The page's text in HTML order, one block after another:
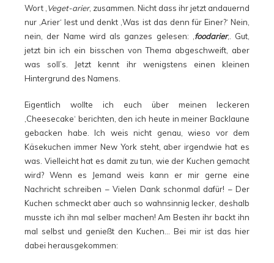
Wort ‚ Veget-arier‚ zusammen. Nicht dass ihr jetzt andauernd
nur ‚Arier‘ lest und denkt ‚Was ist das denn für Einer?‘ Nein,
nein, der Name wird als ganzes gelesen: ‚ foodarier‚. Gut,
jetzt bin ich ein bisschen von Thema abgeschweift, aber
was soll’s. Jetzt kennt ihr wenigstens einen kleinen
Hintergrund des Namens.
Eigentlich wollte ich euch über meinen leckeren
‚Cheesecake‘ berichten, den ich heute in meiner Backlaune
gebacken habe. Ich weis nicht genau, wieso vor dem
Käsekuchen immer New York steht, aber irgendwie hat es
was. Vielleicht hat es damit zu tun, wie der Kuchen gemacht
wird? Wenn es Jemand weis kann er mir gerne eine
Nachricht schreiben – Vielen Dank schonmal dafür! – Der
Kuchen schmeckt aber auch so wahnsinnig lecker, deshalb
musste ich ihn mal selber machen! Am Besten ihr backt ihn
mal selbst und genießt den Kuchen… Bei mir ist das hier
dabei herausgekommen: